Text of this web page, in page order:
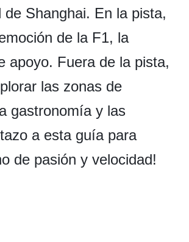
Shanghai. En la pista,
de la F1, la
apoyo. Fuera de la pista,
las zonas de
gastronomía y las
a esta guía para
de pasión y velocidad!